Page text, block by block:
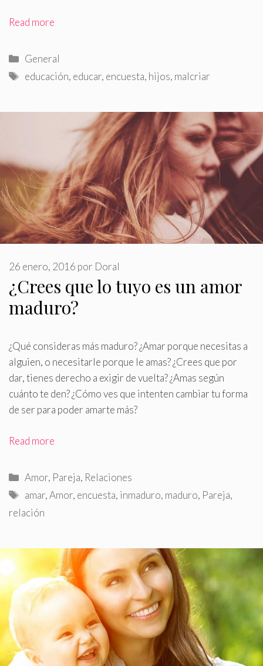
Read more
Categorías
General
Etiquetas
educación, educar, encuesta, hijos, malcriar
¿Crees que lo tuyo es un amor
maduro?
26 enero, 2016 por Doral
¿Qué consideras más maduro? ¿Amar porque necesitas a
alguien, o necesitarle porque le amas? ¿Crees que por
dar, tienes derecho a exigir de vuelta? ¿Amas según
cuánto te den? ¿Cómo ves que intenten cambiar tu forma
de ser para poder amarte más?
Read more
Categorías
Amor, Pareja, Relaciones
Etiquetas
amar,Amor, encuesta, inmaduro, maduro, Pareja,
relación